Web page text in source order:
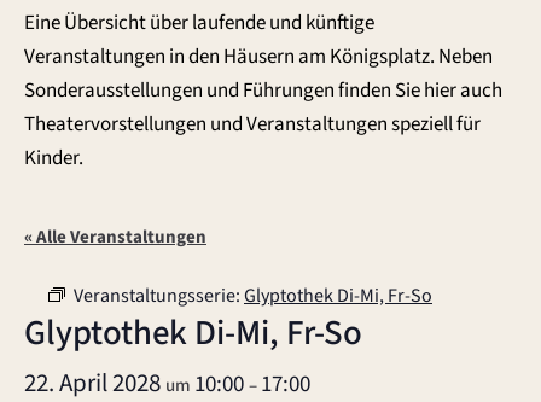
Eine Übersicht über laufende und künftige
Veranstaltungen in den Häusern am Königsplatz. Neben
Sonderausstellungen und Führungen finden Sie hier auch
Theatervorstellungen und Veranstaltungen speziell für
Kinder.
« Alle Veranstaltungen
Veranstaltungsserie:Glyptothek Di-Mi, Fr-So
Glyptothek Di-Mi, Fr-So
22. April 2028 um 10:00–17:00